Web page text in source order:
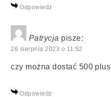
Odpowiedz
Patrycja pisze:
26 sierpnia 2023 o 11:52
czy można dostać 500 plus
Odpowiedz